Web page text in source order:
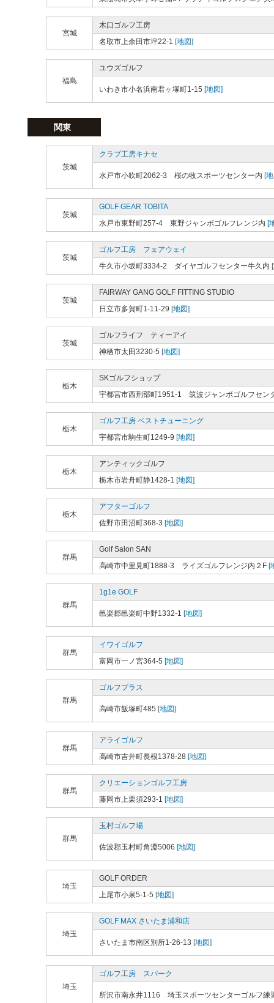
宮城
木口ゴルフ工房
名取市上余田市坪22-1 [地図]
福島
ユウズゴルフ
いわき市小名浜南君ヶ塚町1-15 [地図]
関東
茨城
クラブ工房キナセ
水戸市小吹町2062-3 桜の牧スポーツセンター内 [
茨城
GOLF GEAR TOBITA
水戸市東野町257-4 東野ジャンボゴルフレンジ内 [
茨城
ゴルフ工房 フェアウェイ
牛久市小坂町3334-2 ダイヤゴルフセンター牛久内
茨城
FAIRWAY GANG GOLF FITTING STUDIO
日立市多賀町1-11-29 [地図]
茨城
ゴルフライフ ティーアイ
神栖市太田3230-5 [地図]
栃木
SKゴルフショップ
宇都宮市西刑部町1951-1 筑波ジャンボゴルフセン
栃木
ゴルフ工房 ベストチューニング
宇都宮市駒生町1249-9 [地図]
栃木
アンティックゴルフ
栃木市岩舟町静1428-1 [地図]
栃木
アフターゴルフ
佐野市田沼町368-3 [地図]
群馬
Golf Salon SAN
高崎市中里見町1888-3 ライズゴルフレンジ内２F [
群馬
1g1e GOLF
邑楽郡邑楽町中野1332-1 [地図]
群馬
イワイゴルフ
富岡市一ノ宮364-5 [地図]
群馬
ゴルフプラス
高崎市飯塚町485 [地図]
群馬
アライゴルフ
高崎市吉井町長根1378-28 [地図]
群馬
クリエーションゴルフ工房
藤岡市上栗須293-1 [地図]
群馬
玉村ゴルフ場
佐波郡玉村町角淵5006 [地図]
埼玉
GOLF ORDER
上尾市小泉5-1-5 [地図]
埼玉
GOLF MAX さいたま浦和店
さいたま市南区別所1-26-13 [地図]
埼玉
ゴルフ工房 スパーク
所沢市南永井1116 埼玉スポーツセンターゴルフ練